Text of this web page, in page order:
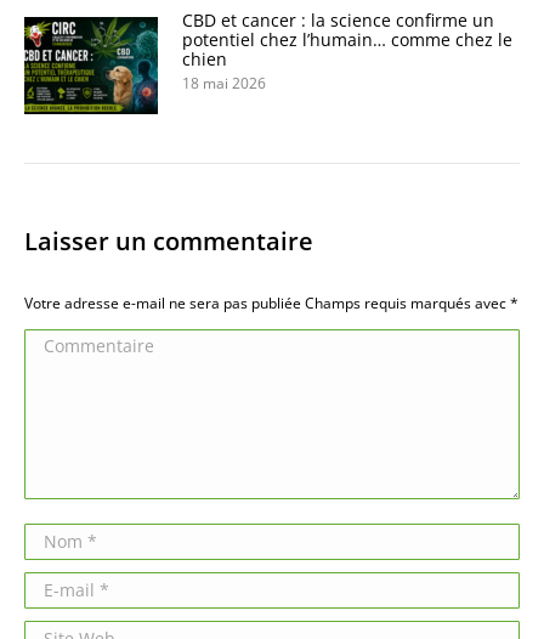
CBD et cancer : la science confirme un
potentiel chez l’humain… comme chez le
chien
18 mai 2026
Laisser un commentaire
Votre adresse e-mail ne sera pas publiée Champs requis marqués avec*
Commentaire
Nom *
E-mail *
Site Web